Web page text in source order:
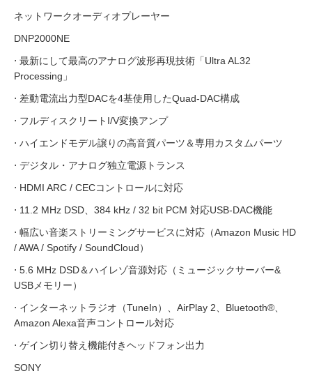
ネットワークオーディオプレーヤー
DNP2000NE
⋅ 最新にして最高のアナログ波形再現技術「Ultra AL32
Processing」
⋅ 差動電流出力型DACを4基使用したQuad-DAC構成
⋅ フルディスクリートI/V変換アンプ
⋅ ハイエンドモデル譲りの高音質パーツ＆専用カスタムパーツ
⋅ デジタル・アナログ独立電源トランス
⋅ HDMI ARC / CECコントロールに対応
⋅ 11.2 MHz DSD、384 kHz / 32 bit PCM 対応USB-DAC機能
⋅ 幅広い音楽ストリーミングサービスに対応（Amazon Music HD
/ AWA / Spotify / SoundCloud）
⋅ 5.6 MHz DSD＆ハイレゾ音源対応（ミュージックサーバー&
USBメモリー）
⋅ インターネットラジオ（TuneIn）、AirPlay 2、Bluetooth®、
Amazon Alexa音声コントロール対応
⋅ ゲイン切り替え機能付きヘッドフォン出力
SONY